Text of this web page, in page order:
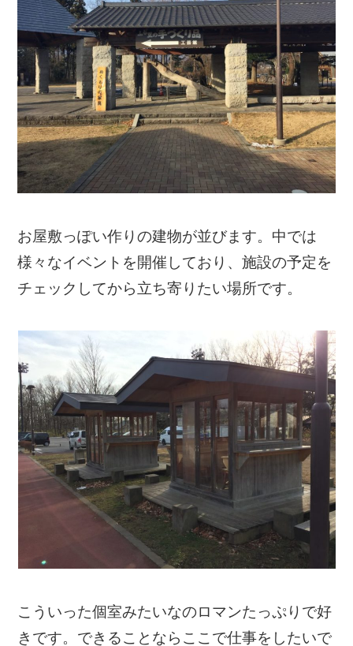
お屋敷っぽい作りの建物が並びます。中では
様々なイベントを開催しており、施設の予定を
チェックしてから立ち寄りたい場所です。
こういった個室みたいなのロマンたっぷりで好
きです。できることならここで仕事をしたいで